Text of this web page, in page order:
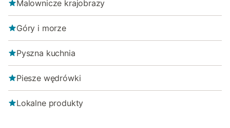
Malownicze krajobrazy
Góry i morze
Pyszna kuchnia
Piesze wędrówki
Lokalne produkty